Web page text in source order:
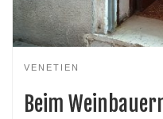
VENETIEN
Beim